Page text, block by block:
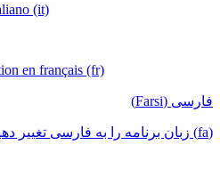
(it)
en français (fr)
فارسی (Farsi)
(fa) زبان برنامه را به فارسی تغییر دهید